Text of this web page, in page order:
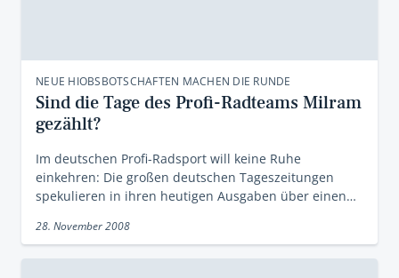
NEUE HIOBSBOTSCHAFTEN MACHEN DIE RUNDE
Sind die Tage des Profi-Radteams Milram
gezählt?
Im deutschen Profi-Radsport will keine Ruhe
einkehren: Die großen deutschen Tageszeitungen
spekulieren in ihren heutigen Ausgaben über einen…
28. November 2008